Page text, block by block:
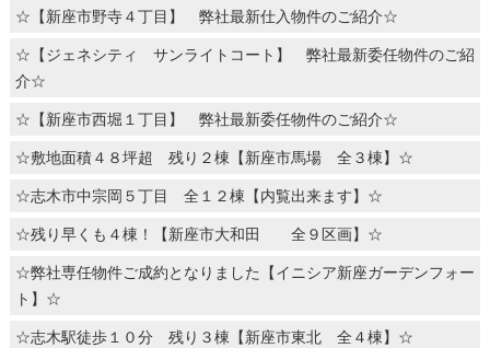
☆【新座市野寺４丁目】 弊社最新仕入物件のご紹介☆
☆【ジェネシティ サンライトコート】 弊社最新委任物件のご紹
介☆
☆【新座市西堀１丁目】 弊社最新委任物件のご紹介☆
☆敷地面積４８坪超 残り２棟【新座市馬場 全３棟】☆
☆志木市中宗岡５丁目 全１２棟【内覧出来ます】☆
☆残り早くも４棟！【新座市大和田 全９区画】☆
☆弊社専任物件ご成約となりました【イニシア新座ガーデンフォー
ト】☆
☆志木駅徒歩１０分 残り３棟【新座市東北 全４棟】☆